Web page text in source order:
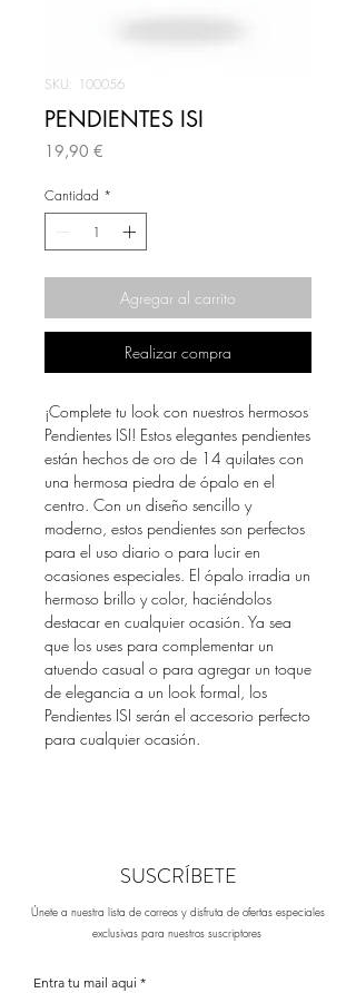
SKU: 100056
PENDIENTES ISI
19,90 €
Cantidad *
Agregar al carrito
Realizar compra
¡Complete tu look con nuestros hermosos
Pendientes ISI! Estos elegantes pendientes
están hechos de oro de 14 quilates con
una hermosa piedra de ópalo en el
centro. Con un diseño sencillo y
moderno, estos pendientes son perfectos
para el uso diario o para lucir en
ocasiones especiales. El ópalo irradia un
hermoso brillo y color, haciéndolos
destacar en cualquier ocasión. Ya sea
que los uses para complementar un
atuendo casual o para agregar un toque
de elegancia a un look formal, los
Pendientes ISI serán el accesorio perfecto
para cualquier ocasión.
SUSCRÍBETE
Únete a nuestra lista de correos y disfruta de ofertas especiales
exclusivas para nuestros suscriptores
Entra tu mail aqui